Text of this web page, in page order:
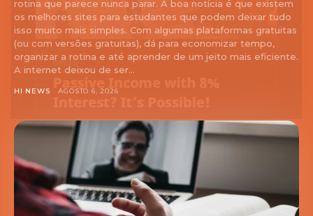
rotina que parece nunca parar. A boa notícia é que existem
os melhores sites para estudantes que podem deixar tudo
isso muito mais simples. Com algumas plataformas gratuitas
(ou com versões gratuitas), dá para economizar tempo,
organizar a rotina e até aprender de um jeito mais eficiente.
A internet deixou de ser...
HI NEWS AGOSTO 6, 2026